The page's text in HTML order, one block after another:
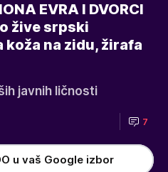
EVRA I DVORCI
žive srpski
na zidu, žirafa
javnih ličnosti
7
u vaš Google izbor